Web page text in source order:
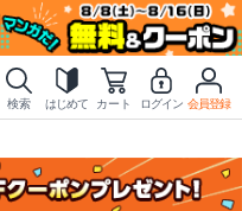
検索 はじめて カート ログイン 会員登録